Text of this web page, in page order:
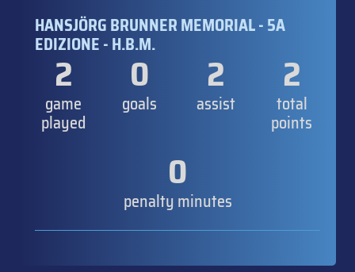
HANSJÖRG BRUNNER MEMORIAL - 5A
EDIZIONE - H.B.M.
2
game
played
0
goals
2
assist
2
total
points
0
penalty minutes